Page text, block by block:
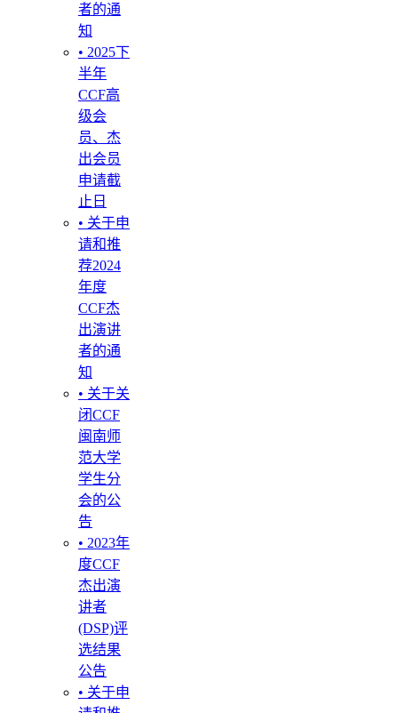
者的通
知
• 2025下
半年
CCF高
级会
员、杰
出会员
申请截
止日
• 关于申
请和推
荐2024
年度
CCF杰
出演讲
者的通
知
• 关于关
闭CCF
闽南师
范大学
学生分
会的公
告
• 2023年
度CCF
杰出演
讲者
(DSP)评
选结果
公告
• 关于申